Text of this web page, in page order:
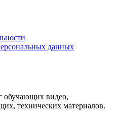
данных
обучающих видео,
технических материалов.